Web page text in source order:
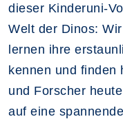
dieser Kinderuni-
Welt der Dinos:
lernen ihre
kennen und finden
und Forscher
auf eine